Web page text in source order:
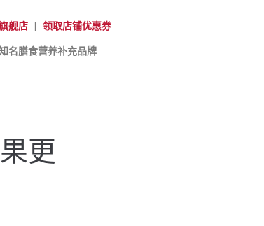
舰店| 领取店铺优惠券
名膳食营养补充品牌
更